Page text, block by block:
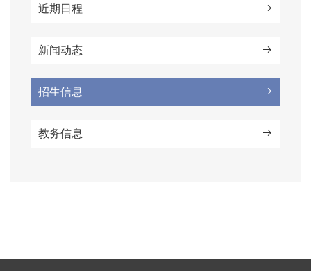
近期日程
新闻动态
招生信息
教务信息